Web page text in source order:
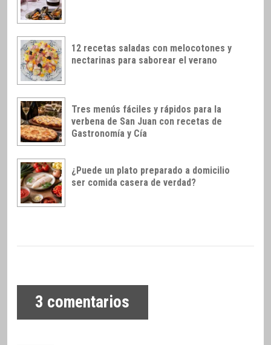
12 recetas saladas con melocotones y
nectarinas para saborear el verano
Tres menús fáciles y rápidos para la
verbena de San Juan con recetas de
Gastronomía y Cía
¿Puede un plato preparado a domicilio
ser comida casera de verdad?
3 comentarios